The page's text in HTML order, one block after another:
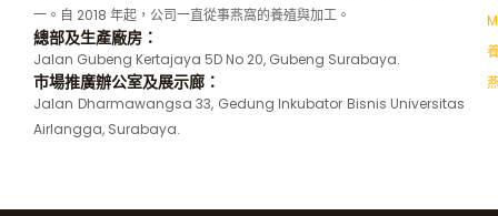
一。自 2018 年起，公司一直從事燕窩的養殖與加工。
總部及生產廠房：
Jalan Gubeng Kertajaya 5D No 20, Gubeng Surabaya.
市場推廣辦公室及展示廊：
Jalan Dharmawangsa 33, Gedung Inkubator Bisnis Universitas
Airlangga, Surabaya.